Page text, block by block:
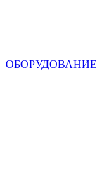
ОБОРУДОВАНИЕ